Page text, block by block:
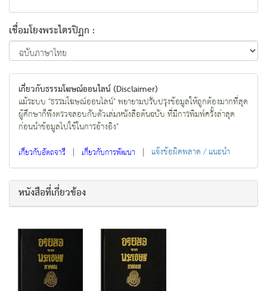
เชื่อมโยงพระไตรปิฏก :
เกี่ยวกับธรรมโฆษณ์ออนไลน์ (Disclaimer)
แม้ระบบ "ธรรมโฆษณ์ออนไลน์" พยายามปรับปรุงข้อมูลให้ถูกต้องมากที่สุด
ผู้ศึกษาก็พึงตรวจสอบกับตัวเล่มหนังสือต้นฉบับ ที่มีการพิมพ์ครั้งล่าสุด
ก่อนนำข้อมูลไปใช้ในการอ้างอิง"
เกี่ยวกับอัตถจารี | เกี่ยวกับการพัฒนา | แจ้งข้อผิดพลาด / แนะนำ
หนังสือที่เกี่ยวข้อง